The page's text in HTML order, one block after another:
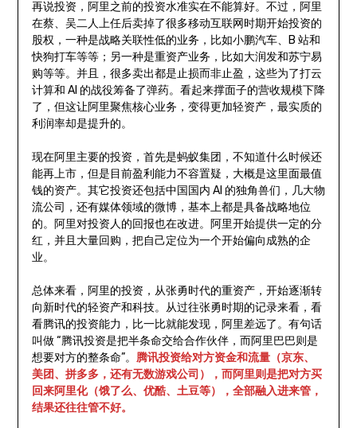
再说投资，阿里之前的投资水准实在不能算好。不过，阿里
在蔡、吴二人上任后卖掉了很多移动互联网时期开始投资的
股权，一种是战略关联性低的业务，比如小鹏汽车、B 站和
快狗打车等等；另一种是重资产业务，比如大润发和苏宁易
购等等。并且，很多卖出都是止损而非止盈，这些为了打云
计算和 AI 的战役筹备了弹药。看起来撑面子的营收规模下降
了，但这让阿里聚焦核心业务，变得更加轻资产，最实质的
利润率却是提升的。
现在阿里主要的投资，首先是蚂蚁集团，不知道什么时候还
能再上市，但是目前盈利能力不容置疑，大概是这里面最值
钱的资产。其它投资还包括中国国内 AI 的独角兽们，几大物
流公司，还有媒体领域的微博，基本上都是具备战略地位
的。阿里对投资人的回报也在改进。阿里开始提供一定的分
红，并且大量回购，把自己定位为一个开始偏向成熟的企
业。
总体来看，阿里的投资，从张勇时代的重资产，开始逐渐转
向新时代的轻资产和科技。从过往张勇时期的记录来看，看
看腾讯的投资能力，比一比就能发现，阿里差远了。有句话
叫做 “腾讯投资是把半条命交给合作伙伴，而阿里巴巴则是
想要对方的整条命”。 腾讯投资给对方资金和流量（京东、
美团、拼多多，还有无数游戏公司），而阿里则是把对方买
回来阿里化（饿了么、优酷、土豆等），全部融入进来管，
结果还往往管不好。